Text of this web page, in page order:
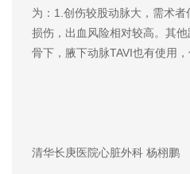
为：1.创伤较股动脉大，需术
损伤，出血风险相对较高。其
骨下，腋下动脉TAVI也有使
北
清华长庚医院心脏外科 杨栩鹏